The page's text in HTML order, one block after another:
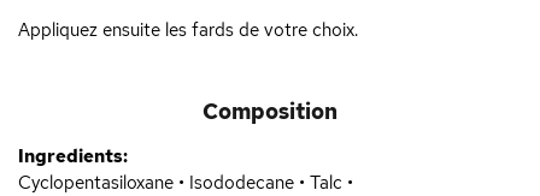
Appliquez ensuite les fards de votre choix.
Composition
Ingredients:
Cyclopentasiloxane • Isododecane • Talc •